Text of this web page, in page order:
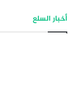
أخبار السلع